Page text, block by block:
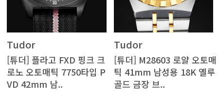
Tudor
VD 42mm 남..
Tudor
골드 금장 브..